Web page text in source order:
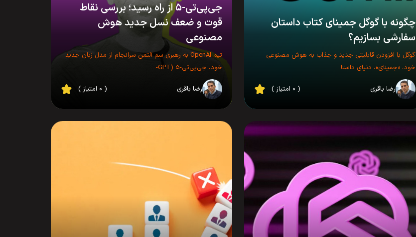
چگونه با گوگل جمینای کتاب داستان
سفارشی بسازیم؟
گوگل با افزودن قابلیتی جدید و جذاب به هوش مصنوعی
خود، «جمینای»، دنیای داستا…
رضا باقری ( ۰ امتیاز )
جی‌پی‌تی-۵ از راه رسید؛ بررسی نقاط
قوت و ضعف نسل جدید هوش
مصنوعی
تیم OpenAI به رهبری سم آلتمن سرانجام از مدل زبان جدید
خود، جی‌پی‌تی-۵ (GPT-…
رضا باقری ( ۰ امتیاز )